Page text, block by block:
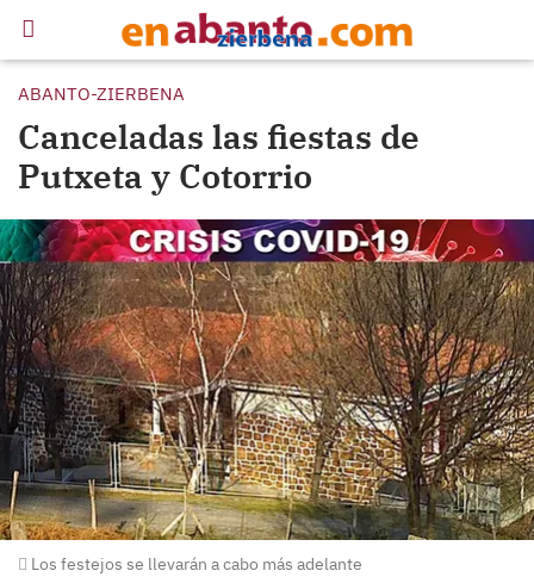
ABANTO-ZIERBENA
Canceladas las fiestas de
Putxeta y Cotorrio
Los festejos se llevarán a cabo más adelante